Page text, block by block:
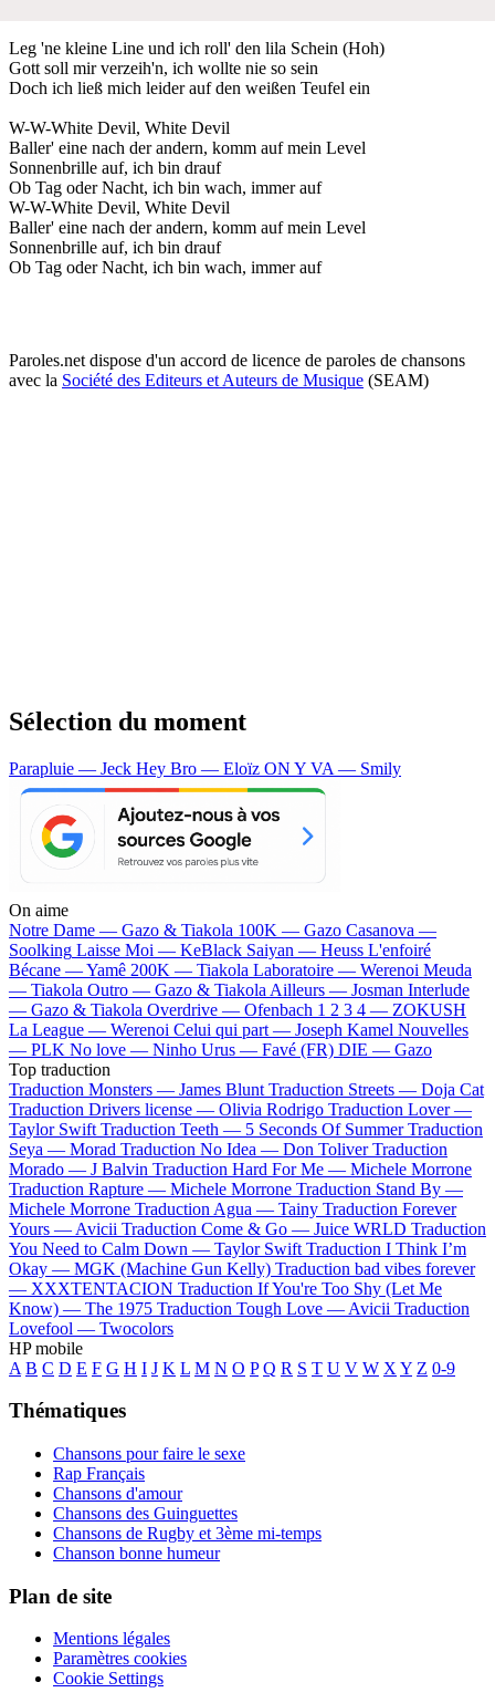
Leg 'ne kleine Line und ich roll' den lila Schein (Hoh)
Gott soll mir verzeih'n, ich wollte nie so sein
Doch ich ließ mich leider auf den weißen Teufel ein
W-W-White Devil, White Devil
Baller' eine nach der andern, komm auf mein Level
Sonnenbrille auf, ich bin drauf
Ob Tag oder Nacht, ich bin wach, immer auf
W-W-White Devil, White Devil
Baller' eine nach der andern, komm auf mein Level
Sonnenbrille auf, ich bin drauf
Ob Tag oder Nacht, ich bin wach, immer auf
Paroles.net dispose d'un accord de licence de paroles de chansons
avec la Société des Editeurs et Auteurs de Musique (SEAM)
Sélection du moment
Parapluie — Jeck Hey Bro — Eloïz ON Y VA — Smily
On aime
Notre Dame — Gazo & Tiakola 100K — Gazo Casanova —
Soolking Laisse Moi — KeBlack Saiyan — Heuss L'enfoiré
Bécane —Yamê 200K — Tiakola Laboratoire — Werenoi Meuda
— Tiakola Outro — Gazo & Tiakola Ailleurs — Josman Interlude
— Gazo & Tiakola Overdrive — Ofenbach 1 2 3 4 — ZOKUSH
La League — Werenoi Celui qui part — Joseph Kamel Nouvelles
— PLK No love — Ninho Urus — Favé (FR) DIE — Gazo
Top traduction
Traduction Monsters — James Blunt Traduction Streets — Doja Cat
Traduction Drivers license — Olivia Rodrigo Traduction Lover —
Taylor Swift Traduction Teeth — 5 Seconds Of Summer Traduction
Seya — Morad Traduction No Idea — Don Toliver Traduction
Morado — J Balvin Traduction Hard For Me — Michele Morrone
Traduction Rapture — Michele Morrone Traduction Stand By —
Michele Morrone Traduction Agua — Tainy Traduction Forever
Yours — Avicii Traduction Come & Go — Juice WRLD Traduction
You Need to Calm Down — Taylor Swift Traduction I Think I’m
Okay — MGK (Machine Gun Kelly) Traduction bad vibes forever
— XXXTENTACION Traduction If You're Too Shy (Let Me
Know) — The 1975 Traduction Tough Love — Avicii Traduction
Lovefool — Twocolors
HP mobile
A B C D E F G H I J K L M N O P Q R S T U V W X Y Z 0-9
Thématiques
Chansons pour faire le sexe
Rap Français
Chansons d'amour
Chansons des Guinguettes
Chansons de Rugby et 3ème mi-temps
Chanson bonne humeur
Plan de site
Mentions légales
Paramètres cookies
Cookie Settings